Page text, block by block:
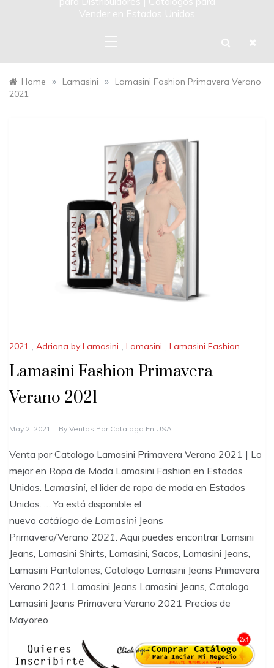
Vender en Estados Unidos
Home » Lamasini »
Lamasini Fashion Primavera Verano
2021
2021 Adriana by Lamasini Lamasini Lamasini Fashion
Lamasini Fashion Primavera
Verano 2021
May 2, 2021 By Ventas Por Catalogo En USA
Venta por Catalogo Lamasini Primavera Verano 2021 | Lo
mejor en Ropa de Moda Lamasini Fashion en Estados
Unidos. Lamasini , el lider de ropa de moda en Estados
Unidos. … Ya está disponible el
nuevo catálogo de Lamasini Jeans
Primavera/Verano 2021 . Aqui puedes encontrar Lamsini
Jeans, Lamasini Shirts, Lamasini, Sacos, Lamasini Jeans,
Lamasini Pantalones, Catalogo Lamasini Jeans Primavera
Verano 2021, Lamasini Jeans Lamasini Jeans, Catalogo
Lamasini Jeans Primavera Verano 2021 Precios de
Mayoreo